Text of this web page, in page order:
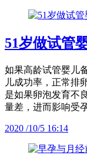
51岁做试管
如果高龄试管婴儿
儿成功率，正常排
是如果卵泡发育不
量差，进而影响受孕
2020 /10/5 16:14